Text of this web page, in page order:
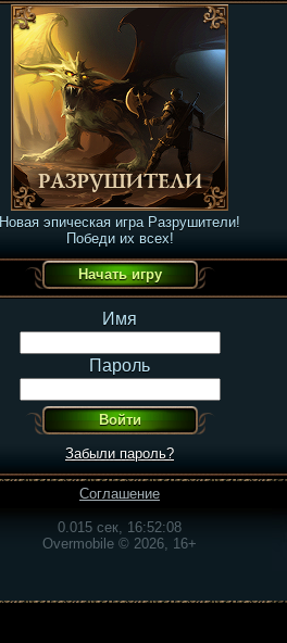
Новая эпическая игра Разрушители!
Победи их всех!
Имя
Пароль
Забыли пароль?
Соглашение
0.015 сек, 16:52:08
Overmobile © 2026, 16+